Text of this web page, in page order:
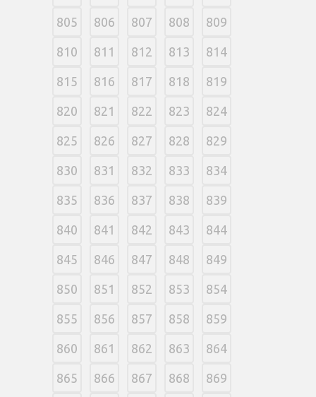
805 806 807 808 809
810 811 812 813 814
815 816 817 818 819
820 821 822 823 824
825 826 827 828 829
830 831 832 833 834
835 836 837 838 839
840 841 842 843 844
845 846 847 848 849
850 851 852 853 854
855 856 857 858 859
860 861 862 863 864
865 866 867 868 869